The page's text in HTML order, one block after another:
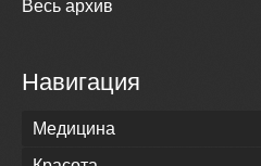
Весь архив
Навигация
Медицина